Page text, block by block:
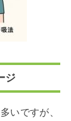
ジ
いですが、